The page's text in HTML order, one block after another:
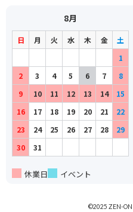
8月
日 月 火 水 木 金
土
1
2
3 4 5 6 7
8
9
10 11 12 13 14
15
16
17 18 19 20 21
22
23
24 25 26 27 28
29
30
31
休業日 イベント
©2025 ZEN-ON